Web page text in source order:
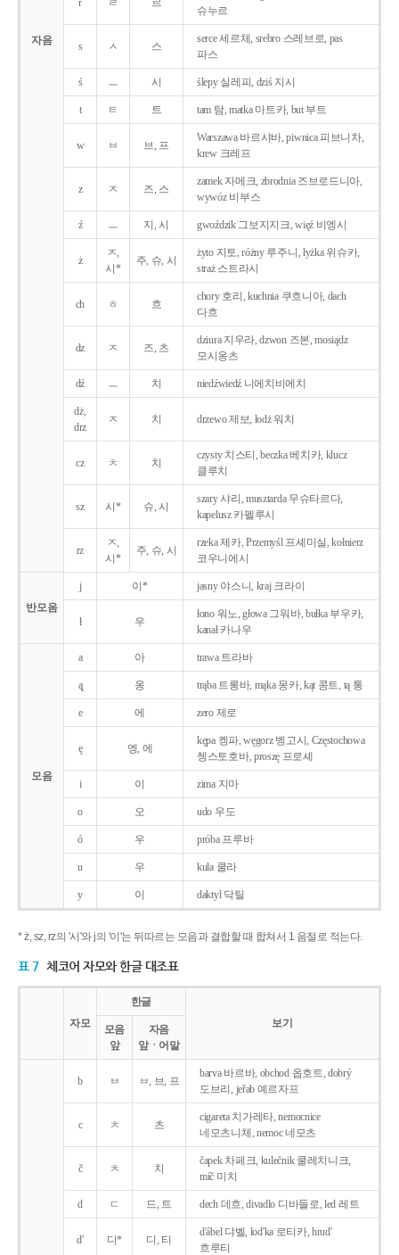
자음
r ㄹ 르
슈누르
s ㅅ 스
serce 세르체, srebro 스레브로, pas
파스
ś ㅡ 시 ślepy 실레피, dziś 지시
t ㅌ 트 tam 탐, matka 마트카, but 부트
w ㅂ 브, 프
Warszawa 바르샤바, piwnica 피브니차,
krew 크레프
z ㅈ 즈, 스
zamek 자메크, zbrodnia 즈브로드니아,
wywóz 비부스
ź ㅡ 지, 시 gwoździk 그보지지크, więź 비엥시
ż
ㅈ,
시*
주, 슈, 시
żyto 지토, różny 루주니, łyżka 위슈카,
straż 스트라시
ch ㅎ 흐
chory 호리, kuchnia 쿠흐니아, dach
다흐
dz ㅈ 즈, 츠
dziura 지우라, dzwon 즈본, mosiądz
모시옹츠
dź ㅡ 치 niedźwiedź 니에치비에치
dż,
drz
ㅈ 치 drzewo 제보, łodż 워치
cz ㅊ 치
czysty 치스티, beczka 베치카, klucz
클루치
sz 시* 슈, 시
szary 샤리, musztarda 무슈타르다,
kapelusz 카펠루시
rz
ㅈ,
시*
주, 슈, 시
rzeka 제카, Przemyśl 프셰미실, kołnierz
코우니에시
반모음
j 이* jasny 야스니, kraj 크라이
ł 우
łono 워노, głowa 그워바, bułka 부우카,
kanał 카나우
모음
a 아 trawa 트라바
ą̨ 옹 trąba 트롱바, mąka 몽카, kąt 콩트, tą 통
e 에 zero 제로
ę 엥, 에
kępa 켕파, węgorz 벵고시, Częstochowa
쳉스토호바, proszę 프로셰
i 이 zima 지마
o 오 udo 우도
ó 우 próba 프루바
u 우 kula 쿨라
y 이 daktyl 닥틸
* ż, sz, rz의 '시'와 j의 '이'는 뒤따르는 모음과 결합할 때 합쳐서 1 음절로 적는다.
표 7 체코어 자모와 한글 대조표
자모
한글
보기
모음
앞
자음
앞ㆍ어말
b ㅂ ㅂ, 브, 프
barva 바르바, obchod 옵호트, dobrý
도브리, jeřab 예르자프
c ㅊ 츠
cigareta 치가레타, nemocnice
네모츠니체, nemoc 네모츠
č ㅊ 치
čapek 차페크, kulečnik 쿨레치니크,
míč 미치
d ㄷ 드, 트 dech 데흐, divadlo 디바들로, led 레트
d' 디* 디, 티
d'ábel 댜벨, lod'ka 로티카, hrud'
흐루티